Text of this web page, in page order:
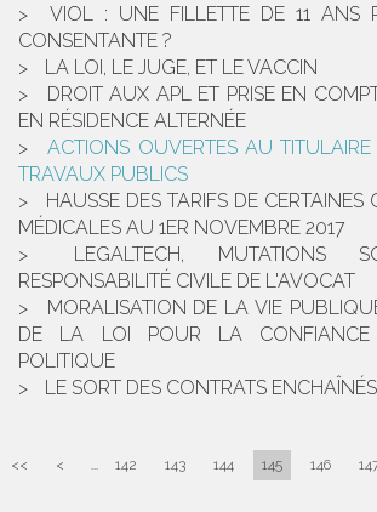
VIOL : UNE FILLETTE DE 11 ANS
CONSENTANTE ?
LA LOI, LE JUGE, ET LE VACCIN
DROIT AUX APL ET PRISE EN
EN RÉSIDENCE ALTERNÉE
ACTIONS OUVERTES AU
TRAVAUX PUBLICS
HAUSSE DES TARIFS DE CERTAINES
MÉDICALES AU 1ER NOVEMBRE 2017
LEGALTECH, MUTATIONS
RESPONSABILITÉ CIVILE DE L'AVOCAT
MORALISATION DE LA VIE
DE LA LOI POUR LA
POLITIQUE
LE SORT DES CONTRATS ENCHAÎNÉS
<< < 142 143 144 145 146